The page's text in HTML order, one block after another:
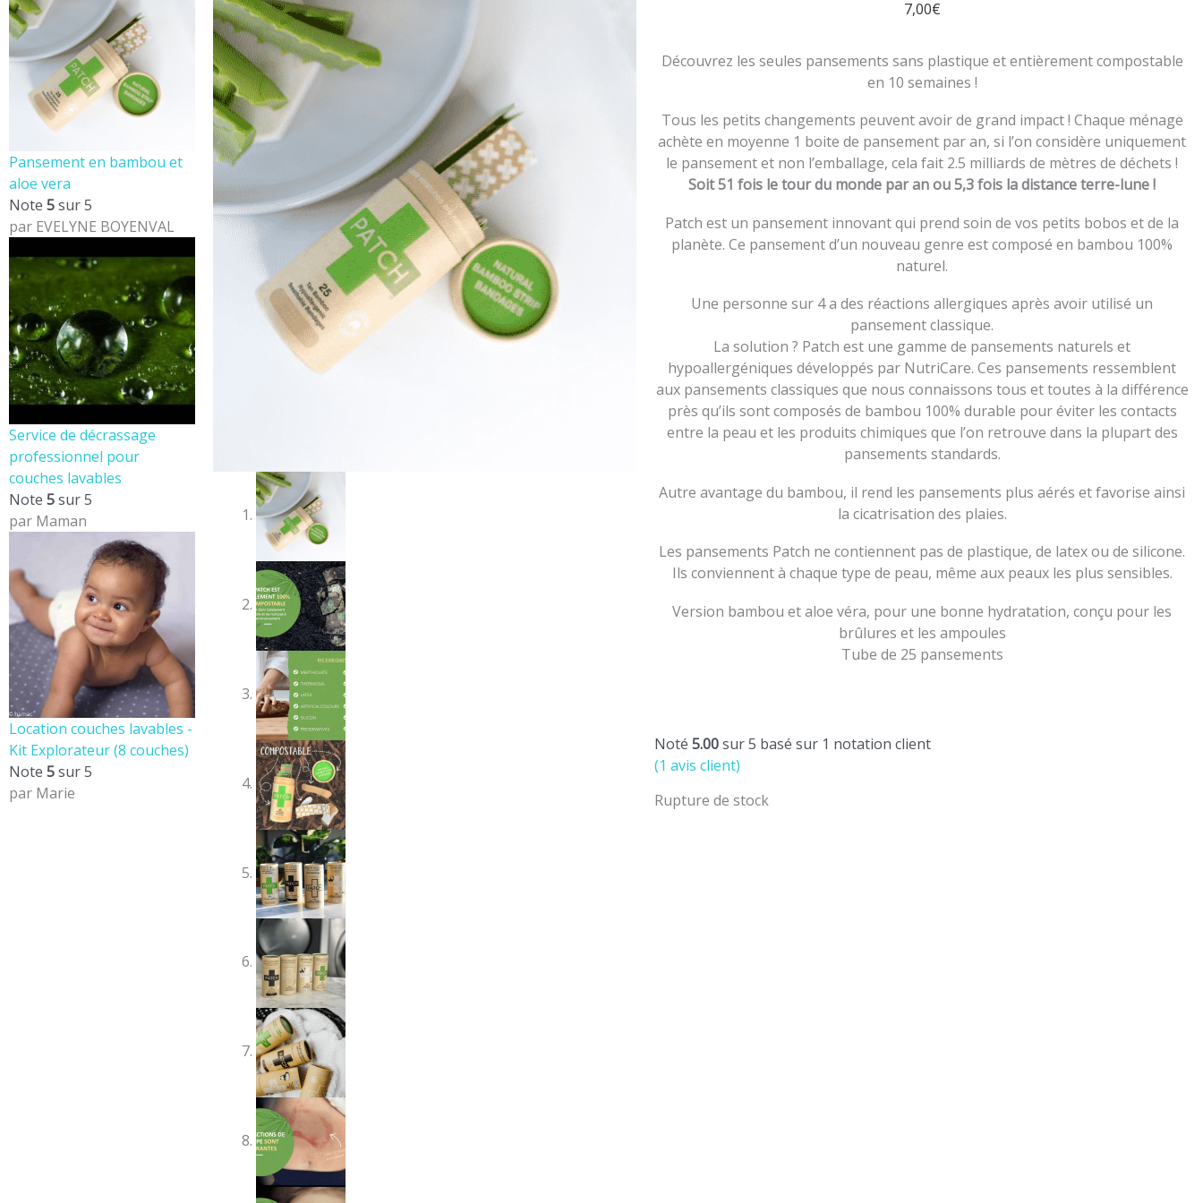
Pansement en bambou et
aloe vera
Note 5sur 5
par EVELYNE BOYENVAL
Service de décrassage
professionnel pour
couches lavables
Note 5sur 5
par Maman
Location couches lavables -
Kit Explorateur (8 couches)
Note 5sur 5
par Marie
7,00€
Découvrez les seules pansements sans plastique et entièrement compostable
en 10 semaines !
Tous les petits changements peuvent avoir de grand impact ! Chaque ménage
achète en moyenne 1 boite de pansement par an, si l’on considère uniquement
le pansement et non l’emballage, cela fait 2.5 milliards de mètres de déchets !
Soit 51 fois le tour du monde par an ou 5,3 fois la distance terre-lune !
Patch est un pansement innovant qui prend soin de vos petits bobos et de la
planète. Ce pansement d’un nouveau genre est composé en bambou 100%
naturel.
Une personne sur 4 a des réactions allergiques après avoir utilisé un
pansement classique.
La solution ? Patch est une gamme de pansements naturels et
hypoallergéniques développés par NutriCare. Ces pansements ressemblent
aux pansements classiques que nous connaissons tous et toutes à la différence
près qu’ils sont composés de bambou 100% durable pour éviter les contacts
entre la peau et les produits chimiques que l’on retrouve dans la plupart des
pansements standards.
Autre avantage du bambou, il rend les pansements plus aérés et favorise ainsi
la cicatrisation des plaies.
Les pansements Patch ne contiennent pas de plastique, de latex ou de silicone.
Ils conviennent à chaque type de peau, même aux peaux les plus sensibles.
Version bambou et aloe véra, pour une bonne hydratation, conçu pour les
brûlures et les ampoules
Tube de 25 pansements
Noté 5.00sur 5 basé sur 1 notation client
(1 avis client)
Rupture de stock